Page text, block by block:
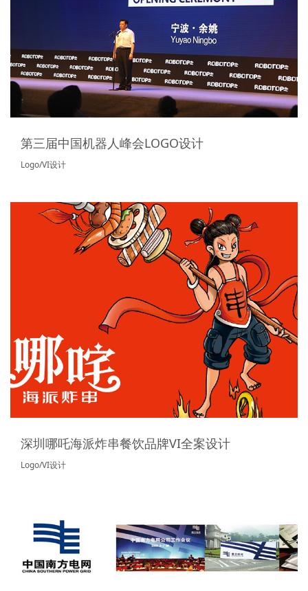
第三届中国机器人峰会LOGO设计
Logo/VI设计
深圳哪吒海派炸串餐饮品牌VI全案设计
Logo/VI设计